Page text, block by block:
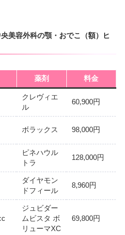
美容外科の顎・おでこ（額）ヒ
薬剤 料金
クレヴィエ
ル
60,900円
ボラックス 98,000円
ピネハウル
トラ
128,000円
ダイヤモン
ドフィール
8,960円
ジュビダー
ムビスタ ボ
リューマXC
69,800円